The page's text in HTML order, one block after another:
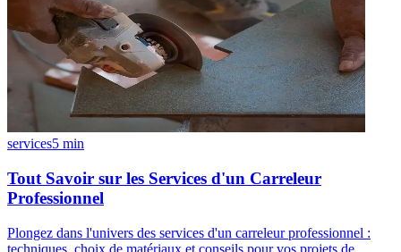
services5 min
Tout Savoir sur les Services d'un Carreleur
Professionnel
Plongez dans l'univers des services d'un carreleur professionnel :
techniques, choix de matériaux et conseils pour vos projets de